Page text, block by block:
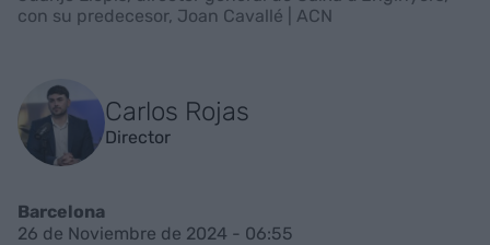
con su predecesor, Joan Cavallé | ACN
Carlos Rojas
Director
Barcelona
26 de Noviembre de 2024 - 06:55